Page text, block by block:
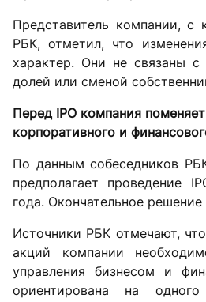
Представитель компании, с
РБК, отметил, что
характер. Они не связаны с
долей или сменой
Перед IPO компания
корпоративного и
По данным собеседников
предполагает проведение
года. Окончательное
Источники РБК отмечают,
акций компании
управления бизнесом и
ориентирована на